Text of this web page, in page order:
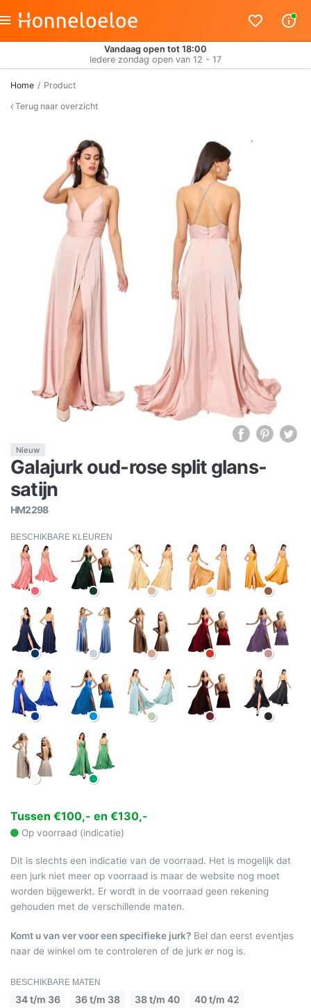
Vandaag open tot 18:00
Iedere zondag open van 12 - 17
Home
Product
Terug naar overzicht
Nieuw
Galajurk oud-rose split glans-
satijn
HM2298
BESCHIKBARE KLEUREN
Tussen €100,- en €130,-
Op voorraad (indicatie)
Dit is slechts een indicatie van de voorraad. Het is mogelijk dat
een jurk niet meer op voorraad is maar de website nog moet
worden bijgewerkt. Er wordt in de voorraad geen rekening
gehouden met de verschillende maten.
Komt u van ver voor een specifieke jurk? Bel dan eerst eventjes
naar de winkel om te controleren of de jurk er nog is.
BESCHIKBARE MATEN
34 t/m 36 36 t/m 38 38 t/m 40 40 t/m 42